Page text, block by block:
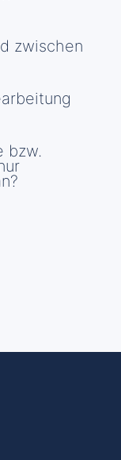
zwischen
bzw.